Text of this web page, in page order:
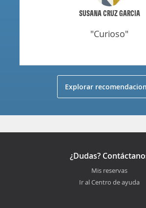
SUSANA CRUZ GARCIA
"curioso"
Explorar
¿Dudas?
Mis reservas
Ir al Centro de ayuda